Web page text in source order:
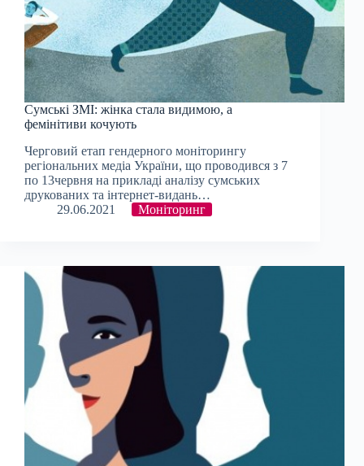
Сумські ЗМІ: жінка стала видимою, а
фемінітиви кочують
Черговий етап гендерного моніторингу
регіональних медіа України, що проводився з 7
по 13червня на прикладі аналізу сумських
друкованих та інтернет-видань…
29.06.2021
Моніторинг